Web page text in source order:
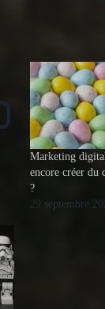
Marketing
encore créer du
?
29 septembre